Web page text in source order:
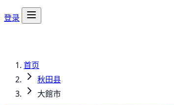
登录
首页
秋田县
大館市